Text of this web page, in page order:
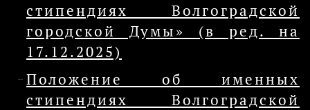
стипендиях Волгоградской
городской Думы» (в ред. на
17.12.2025)
Положение об именных
стипендиях Волгоградской